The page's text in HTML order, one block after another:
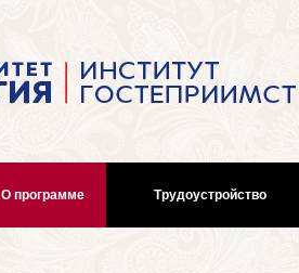
О программе Трудоустройство